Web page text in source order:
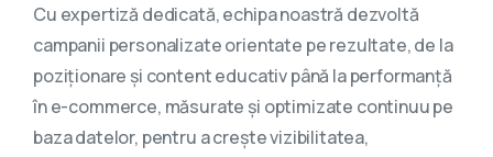
Cu expertiză dedicată, echipa noastră dezvoltă
campanii personalizate orientate pe rezultate, de la
poziționare și content educativ până la performanță
în e-commerce, măsurate și optimizate continuu pe
baza datelor, pentru a crește vizibilitatea,